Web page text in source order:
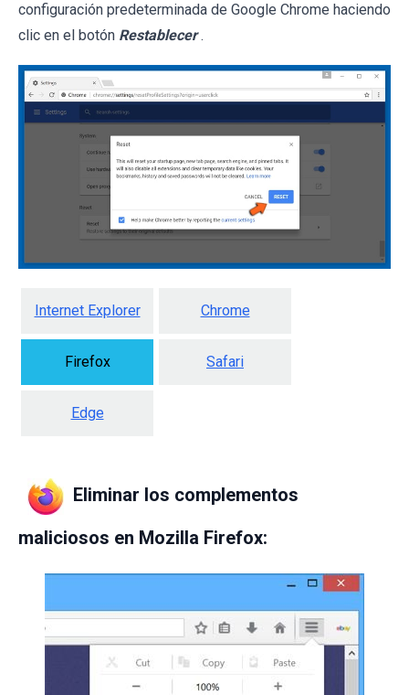
configuración predeterminada de Google Chrome haciendo
clic en el botón Restablecer .
Internet Explorer Chrome
Firefox Safari
Edge
Eliminar los complementos
maliciosos en Mozilla Firefox: